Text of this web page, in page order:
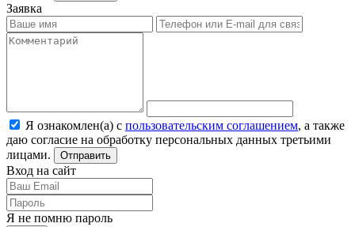
Заявка
Я ознакомлен(а) с пользовательским соглашением, а также
даю согласие на обработку персональных данных третьими
лицами.
Отправить
Вход на сайт
Я не помню пароль